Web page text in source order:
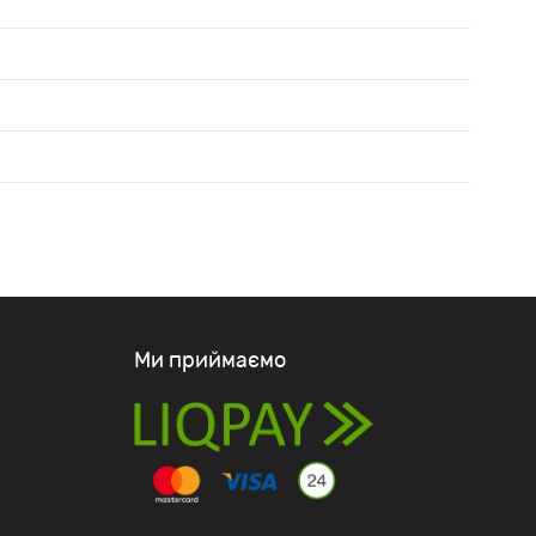
Ми приймаємо